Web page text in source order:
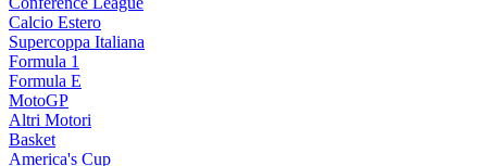
Calcio Estero
Supercoppa Italiana
Formula 1
Formula E
MotoGP
Altri Motori
Basket
America's Cup